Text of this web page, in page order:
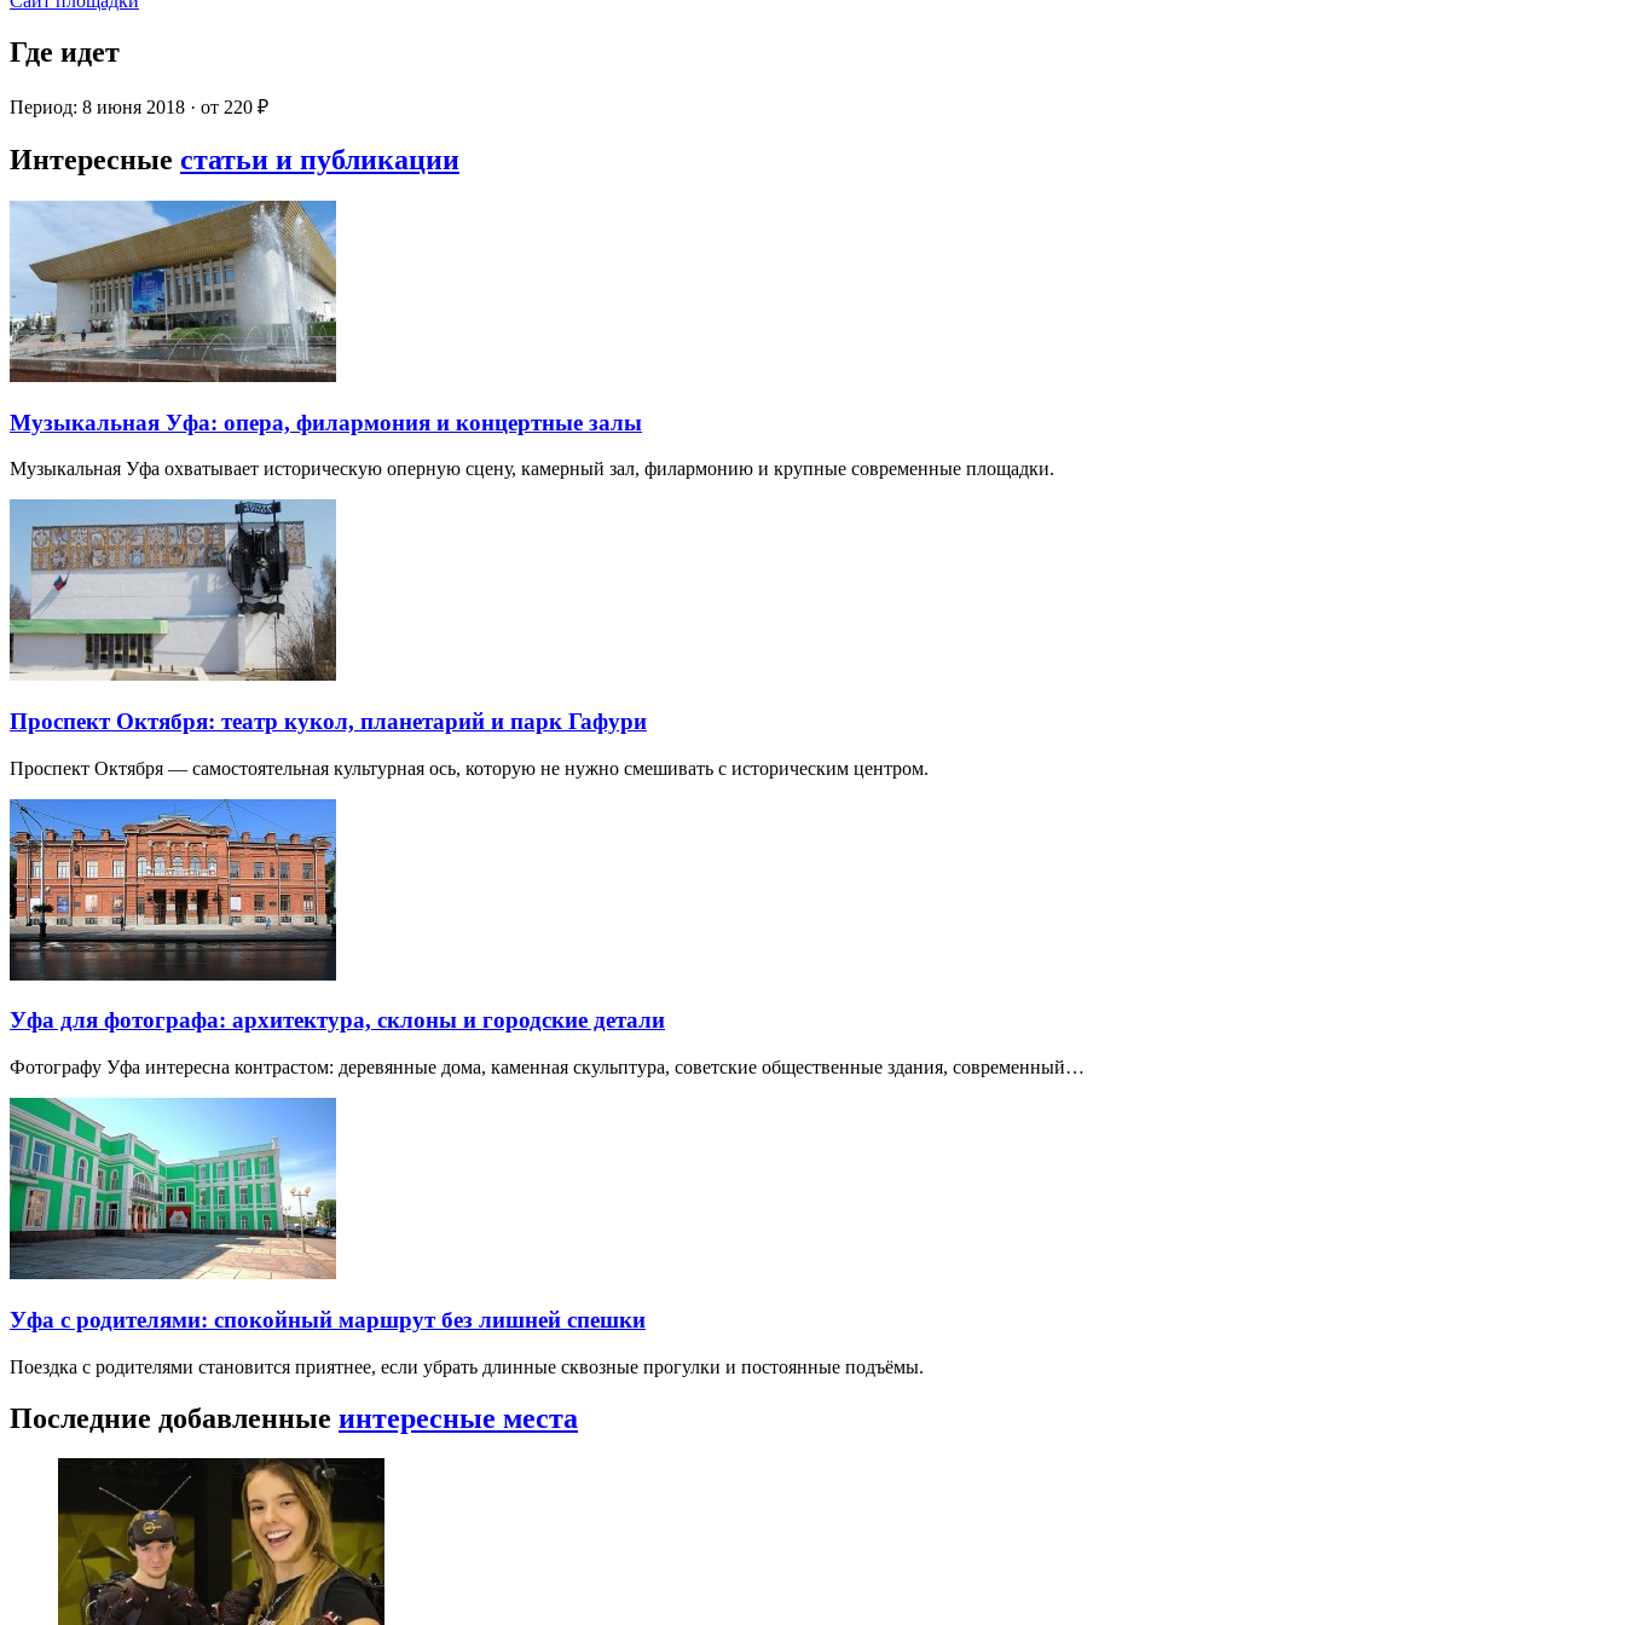
Где идет
Период: 8 июня 2018 · от 220 ₽
Интересные статьи и публикации
Музыкальная Уфа: опера, филармония и концертные залы
Музыкальная Уфа охватывает историческую оперную сцену, камерный зал, филармонию и крупные современные площадки.
Проспект Октября: театр кукол, планетарий и парк Гафури
Проспект Октября — самостоятельная культурная ось, которую не нужно смешивать с историческим центром.
Уфа для фотографа: архитектура, склоны и городские детали
Фотографу Уфа интересна контрастом: деревянные дома, каменная скульптура, советские общественные здания, современный…
Уфа с родителями: спокойный маршрут без лишней спешки
Поездка с родителями становится приятнее, если убрать длинные сквозные прогулки и постоянные подъёмы.
Последние добавленные интересные места